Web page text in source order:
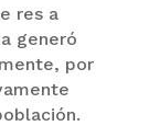
res a
generó
por